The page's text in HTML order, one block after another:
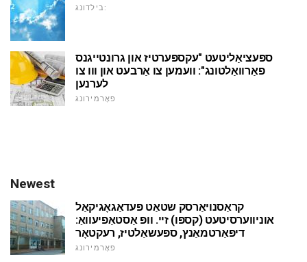
בילדונג:
ספּעציאַליטעט "עקספּערטיז און גרונטייגנס
פאַרוואַלטונג": וועמען צו אַרבעט און ווו צו
לערנען
פאָרמירונג
Newest
קראַסנויאַרסק שטאַט פּעדאַגאָגיקאַל
אוניווערסיטעט (קספּו) זיי. וופּ אַסטאַפיעוואַ:
דיפּאַרטמאַנץ, ספּעשאַלטיז, רעקטאָר
פאָרמירונג